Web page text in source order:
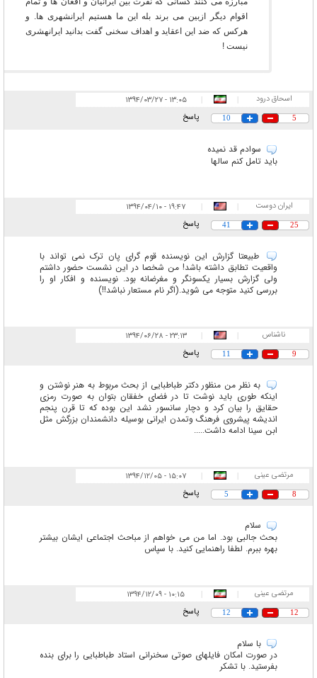
اقوام دیگر ازبین می برند بله این ما هستیم ایرانشهری ها. و
هرکس که ضد این اعقاید و اهداف سخنی گفت بدانید ایرانهشری
نیست !
اسحاق درود ۱۳:۰۵ - ۱۳۹۴/۰۳/۲۷
5
10 پاسخ
سوادم قد نمیده
باید تامل کنم سالها
ایران دوست |
| ۱۹:۴۷ - ۱۳۹۴/۰۴/۱۰
25
41 پاسخ
طبیعتا گزارش این نویسنده قوم گرای پان ترک نمی تواند با
واقعیت تطابق داشته باشد! من شخصا در این نشست حضور داشتم
ولی گزارش بسیار یکسونگر و مغرضانه بود. نویسنده و افکار او را
بررسی کنید متوجه می شوید.(اگر نام مستعار نباشد!!)
ناشناس |
| ۲۳:۱۳ - ۱۳۹۴/۰۶/۲۸
9
11 پاسخ
به نظر من منظور دکتر طباطبایی از بحث مربوط به هنر نوشتن و
اینکه طوری باید نوشت تا در فضای خفقان بتوان به صورت رمزی
حقایق را بیان کرد و دچار سانسور نشد این بوده که تا قرن پنجم
اندیشه پیشروی فرهنگ وتمدن ایرانی بوسیله دانشمندان بزرگش مثل
ابن سینا ادامه داشت.....
مرتضی عینی ۱۵:۰۷ - ۱۳۹۴/۱۲/۰۵
8
5 پاسخ
سلام
بحث جالبی بود. اما من می خواهم از مباحث اجتماعی ایشان بیشتر
بهره ببرم. لطفا راهنمایی کنید. با سپاس
مرتضی عینی |
| ۱۰:۱۵ - ۱۳۹۴/۱۲/۰۹
12
12 پاسخ
با سلام
در صورت امکان فایلهای صوتی سخنرانی استاد طباطبایی را برای بنده
بفرستید. با تشکر